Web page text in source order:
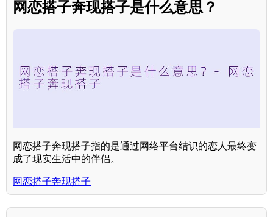
网恋搭子奔现搭子是什么意思？
网恋搭子奔现搭子指的是通过网络平台结识的恋人最终变
成了现实生活中的伴侣。
网恋搭子奔现搭子